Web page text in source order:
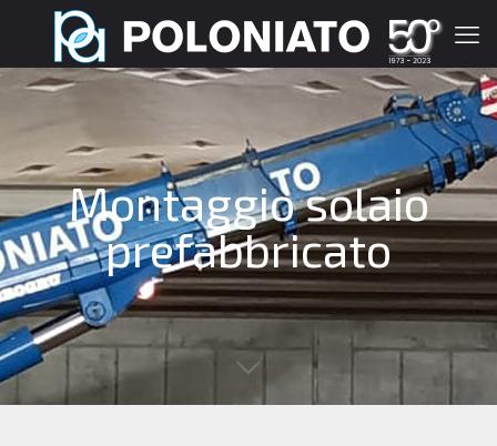
Montaggio solaio
prefabbricato